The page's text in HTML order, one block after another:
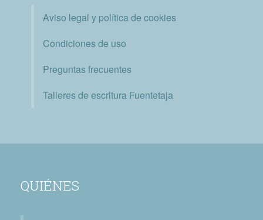
Aviso legal y política de cookies
Condiciones de uso
Preguntas frecuentes
Talleres de escritura Fuentetaja
QUIÉNES